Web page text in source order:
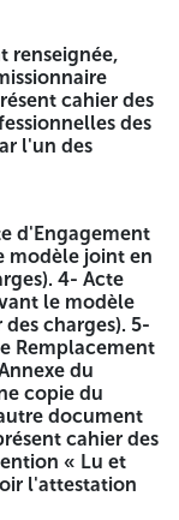
(01) seul lot.
mètres. | 02 |
| 03 | Poteaux
:
techniques
appel d'offres
de la structure
suivante :
de
renseignée,
cahier des
des
l'un des
d'Engagement
modèle joint en
4- Acte
le modèle
charges). 5-
Remplacement
du
copie du
document
cahier des
« Lu et
l'attestation